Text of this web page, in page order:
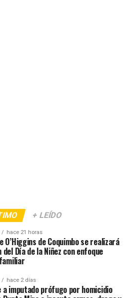
+ LEÍDO
hace 21 horas
O’Higgins de Coquimbo se realizará
Día de la Niñez con enfoque
hace 2 días
a imputado prófugo por homicidio